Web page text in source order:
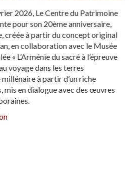
2026, Le Centre du Patrimoine
pour son 20ème anniversaire,
créée à partir du concept original
en collaboration avec le Musée
« L’Arménie du sacré à l’épreuve
voyage dans les terres
à partir d’un riche
mis en dialogue avec des œuvres